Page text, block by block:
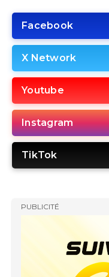
Facebook
X Network
Youtube
Instagram
TikTok
PUBLICITÉ